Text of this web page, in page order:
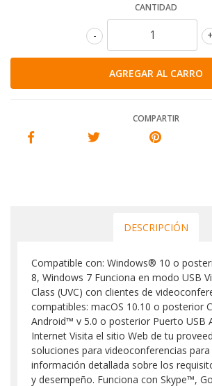
CANTIDAD
+
-
COMPARTIR
DESCRIPCIÓN
Compatible con: Windows® 10 o
8, Windows 7 Funciona en modo USB
Class (UVC) con clientes de
compatibles: macOS 10.10 o posterior
Android™ v 5.0 o posterior Puerto USB
Internet Visita el sitio Web de tu
soluciones para videoconferencias
información detallada sobre los
y desempeño. Funciona con Skype™,